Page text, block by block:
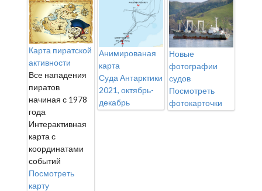
Карта пиратской
активности
Все нападения
пиратов
начиная с 1978
года
Интерактивная
карта с
координатами
событий
Посмотреть
карту
Анимированая
карта
Суда Антарктики
2021, октябрь-
декабрь
Новые
фотографии
судов
Посмотреть
фотокарточки